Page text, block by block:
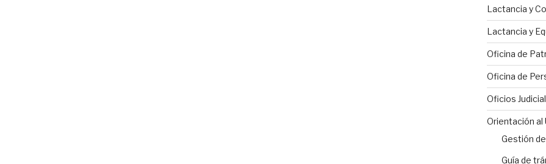
Lactancia y
Lactancia y
Oficina de
Oficina de
Oficios
Orientación al
Gestión
Guía de